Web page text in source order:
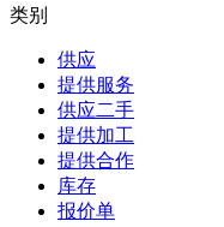
类别
供应
提供服务
供应二手
提供加工
提供合作
库存
报价单